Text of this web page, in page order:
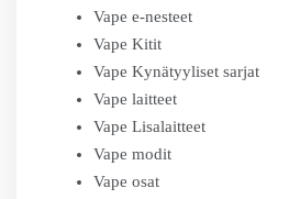
Vape e-nesteet
Vape Kitit
Vape Kynätyyliset sarjat
Vape laitteet
Vape Lisalaitteet
Vape modit
Vape osat